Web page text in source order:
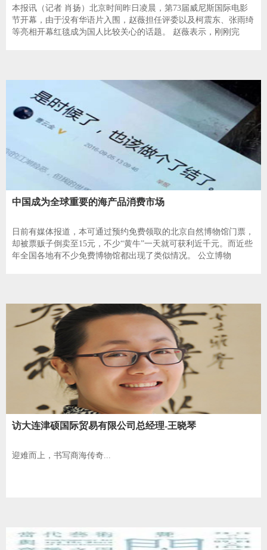
本报讯（记者 肖扬）北京时间昨日凌晨，第73届威尼斯国际电影
节开幕，由于没有华语片入围，赵薇担任评委以及柯震东、张雨绮
等亮相开幕红毯成为国人比较关心的话题。 赵薇表示，刚刚完
中国成为全球重要的海产品消费市场
日前有媒体报道，本可通过预约免费领取的北京自然博物馆门票，
却被票贩子倒卖至15元，不少“黄牛”一天就可获利近千元。而近些
年全国各地有不少免费博物馆都出现了类似情况。 公立博物
访大连津硕国际贸易有限公司总经理-王晓琴
迎难而上，书写商海传奇...